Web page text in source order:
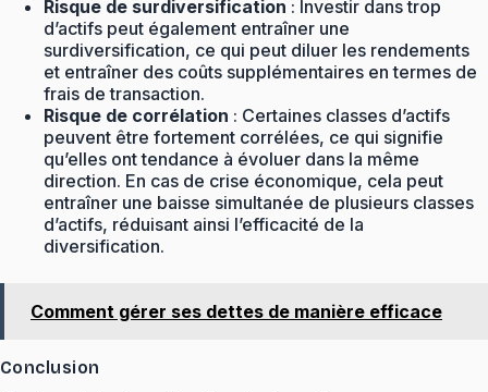
Risque de surdiversification : Investir dans trop
d’actifs peut également entraîner une
surdiversification, ce qui peut diluer les rendements
et entraîner des coûts supplémentaires en termes de
frais de transaction.
Risque de corrélation : Certaines classes d’actifs
peuvent être fortement corrélées, ce qui signifie
qu’elles ont tendance à évoluer dans la même
direction. En cas de crise économique, cela peut
entraîner une baisse simultanée de plusieurs classes
d’actifs, réduisant ainsi l’efficacité de la
diversification.
Comment gérer ses dettes de manière efficace
Conclusion